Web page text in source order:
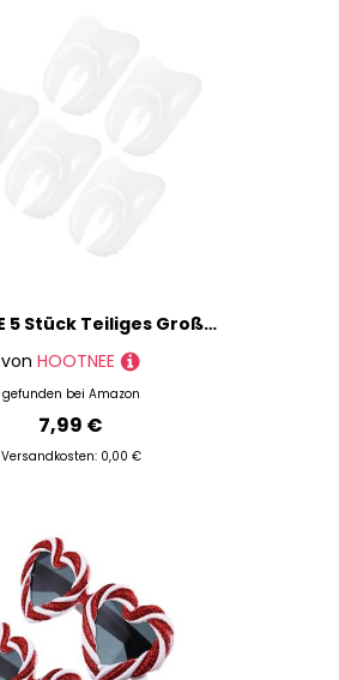
HOOTNEE 5 Stück Teiliges Große Aufblasbare Zahn Luftballons Shower Party Dekoration Wiederverwendbar Robust und Sicher für Hochzeit Feiern
von HOOTNEE
gefunden bei Amazon
7,99 €
Versandkosten: 0,00 €